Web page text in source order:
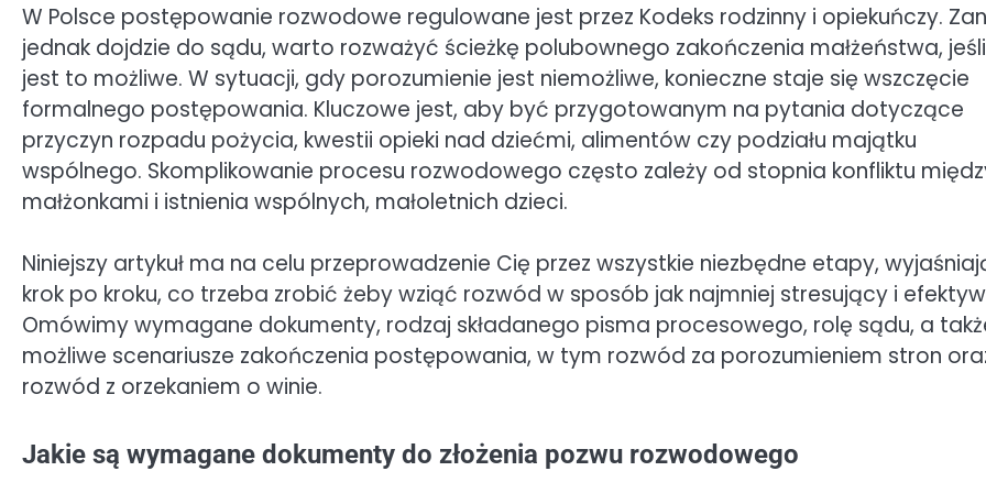
W Polsce postępowanie rozwodowe regulowane jest przez Kodeks rodzinny i opiekuńczy.
jednak dojdzie do sądu, warto rozważyć ścieżkę polubownego zakończenia małżeństwa, jeśli
jest to możliwe. W sytuacji, gdy porozumienie jest niemożliwe, konieczne staje się wszczęcie
formalnego postępowania. Kluczowe jest, aby być przygotowanym na pytania dotyczące
przyczyn rozpadu pożycia, kwestii opieki nad dziećmi, alimentów czy podziału majątku
wspólnego. Skomplikowanie procesu rozwodowego często zależy od stopnia konfliktu
małżonkami i istnienia wspólnych, małoletnich dzieci.
Niniejszy artykuł ma na celu przeprowadzenie Cię przez wszystkie niezbędne etapy,
krok po kroku, co trzeba zrobić żeby wziąć rozwód w sposób jak najmniej stresujący i
Omówimy wymagane dokumenty, rodzaj składanego pisma procesowego, rolę sądu, a
możliwe scenariusze zakończenia postępowania, w tym rozwód za porozumieniem stron
rozwód z orzekaniem o winie.
Jakie są wymagane dokumenty do złożenia pozwu rozwodowego